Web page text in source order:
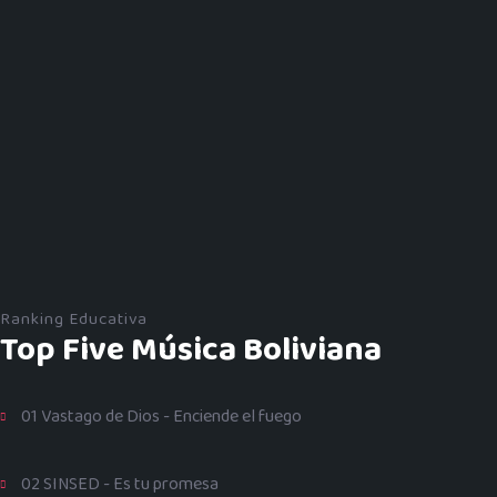
Ranking Educativa
Top Five Música Boliviana
01 Vastago de Dios - Enciende el fuego
02 SINSED - Es tu promesa